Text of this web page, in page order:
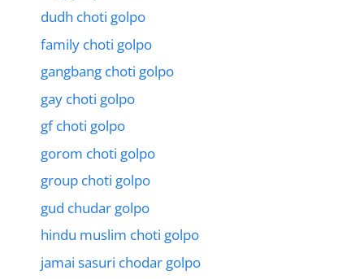
dudh choti golpo
family choti golpo
gangbang choti golpo
gay choti golpo
gf choti golpo
gorom choti golpo
group choti golpo
gud chudar golpo
hindu muslim choti golpo
jamai sasuri chodar golpo